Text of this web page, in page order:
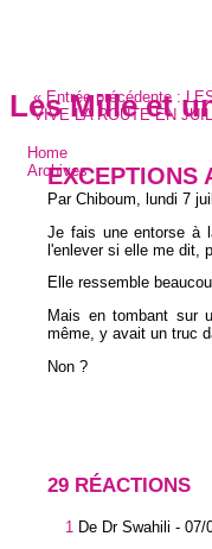
Les Mille et
Home
Archives
« Entrée précédente :
VIVE LA ROUTE EN
EXCEPTIONS
Par Chiboum, lundi 7
Je fais une entorse à
l'enlever si elle me dit,
Elle ressemble
Mais en tombant sur
même, y avait un truc
Non ?
29 RÉACTIONS
1 De Dr Swahili - 07/